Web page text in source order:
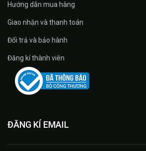
Hướng dẫn mua hàng
Giao nhận và thanh toán
Đổi trả và bảo hành
Đăng kí thành viên
ĐĂNG KÍ EMAIL